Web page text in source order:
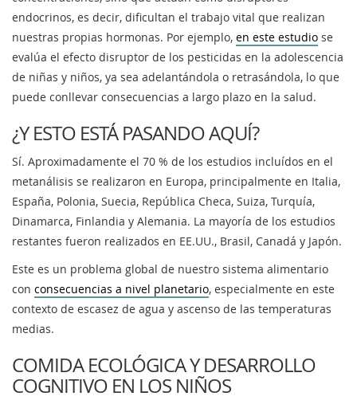
endocrinos, es decir, dificultan el trabajo vital que realizan
nuestras propias hormonas. Por ejemplo, en este estudio se
evalúa el efecto disruptor de los pesticidas en la adolescencia
de niñas y niños, ya sea adelantándola o retrasándola, lo que
puede conllevar consecuencias a largo plazo en la salud.
¿Y ESTO ESTÁ PASANDO AQUÍ?
Sí. Aproximadamente el 70 % de los estudios incluídos en el
metanálisis se realizaron en Europa, principalmente en Italia,
España, Polonia, Suecia, República Checa, Suiza, Turquía,
Dinamarca, Finlandia y Alemania. La mayoría de los estudios
restantes fueron realizados en EE.UU., Brasil, Canadá y Japón.
Este es un problema global de nuestro sistema alimentario
con consecuencias a nivel planetario, especialmente en este
contexto de escasez de agua y ascenso de las temperaturas
medias.
COMIDA ECOLÓGICA Y DESARROLLO
COGNITIVO EN LOS NIÑOS